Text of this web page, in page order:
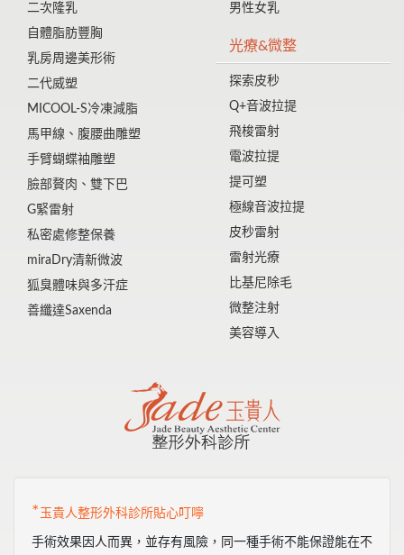
二次隆乳
自體脂肪豐胸
乳房周邊美形術
二代威塑
MICOOL-S冷凍減脂
馬甲線、腹腰曲雕塑
手臂蝴蝶袖雕塑
臉部贅肉、雙下巴
G緊雷射
私密處修整保養
miraDry清新微波
狐臭體味與多汗症
善纖達Saxenda
男性女乳
光療&微整
探索皮秒
Q+音波拉提
飛梭雷射
電波拉提
提可塑
極線音波拉提
皮秒雷射
雷射光療
比基尼除毛
微整注射
美容導入
* 玉貴人整形外科診所貼心叮嚀
手術效果因人而異，並存有風險，同一種手術不能保證能在不